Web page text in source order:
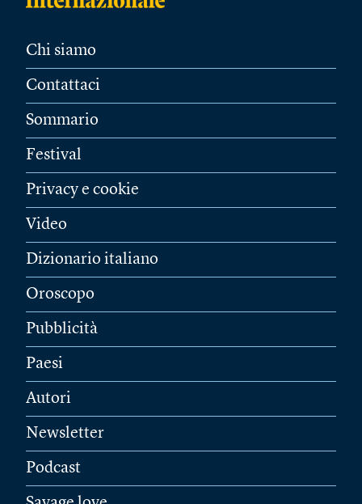
Chi siamo
Contattaci
Sommario
Festival
Privacy e cookie
Video
Dizionario italiano
Oroscopo
Pubblicità
Paesi
Autori
Newsletter
Podcast